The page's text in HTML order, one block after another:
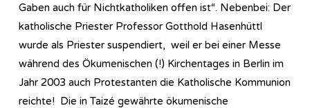
Gaben auch für Nichtkatholiken offen ist“. Nebenbei: Der
katholische Priester Professor Gotthold Hasenhüttl
wurde als Priester suspendiert, weil er bei einer Messe
während des Ökumenischen (!) Kirchentages in Berlin im
Jahr 2003 auch Protestanten die Katholische Kommunion
reichte! Die in Taizé gewährte ökumenische